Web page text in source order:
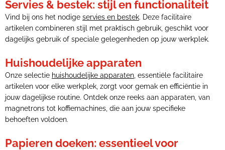
Servies & bestek: stijl en functionaliteit
Vind bij ons het nodige servies en bestek. Deze facilitaire
artikelen combineren stijl met praktisch gebruik, geschikt voor
dagelijks gebruik of speciale gelegenheden op jouw werkplek.
Huishoudelijke apparaten
Onze selectie huishoudelijke apparaten , essentiële facilitaire
artikelen voor elke werkplek, zorgt voor gemak en efficiëntie in
jouw dagelijkse routine. Ontdek onze reeks aan apparaten, van
magnetrons tot koffiemachines, die aan jouw specifieke
behoeften voldoen.
Papieren doeken: essentieel voor